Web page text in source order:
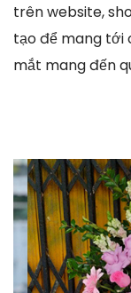
trên website,
tạo để mang tới
mắt mang đến